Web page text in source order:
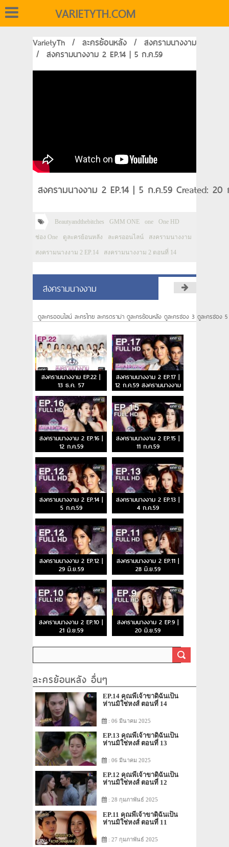
VARIETYTH.COM
VarietyTh / ละครย้อนหลัง / สงครามนางงาม
/ สงครามนางงาม 2 EP.14 | 5 ก.ค.59
สงครามนางงาม 2 EP.14 | 5 ก.ค.59 Created:
Beautyandthebitches GMM ONE one One HD
ช่อง One ดูละครย้อนหลัง ละครออนไลน์ สงครามนางงาม
สงครามนางงาม 2 EP.14 สงครามนางงาม 2 ตอนที่ 14
สงครามนางงาม
ดูละครออนไลน์ ละครไทย ละครดราม่า ดูละครย้อนหลัง ดูละครช่อง 3 ดูละครช่อง
สงครามนางงาม EP.22 |
13 ธ.ค. 57
สงครามนางงาม 2 EP.17 |
12 ก.ค.59 สงครามนางงาม
2 ตอนจบ
สงครามนางงาม 2 EP.16 |
12 ก.ค.59
สงครามนางงาม 2 EP.15 |
11 ก.ค.59
สงครามนางงาม 2 EP.14 |
5 ก.ค.59
สงครามนางงาม 2 EP.13 |
4 ก.ค.59
สงครามนางงาม 2 EP.12 |
29 มิ.ย.59
สงครามนางงาม 2 EP.11 |
28 มิ.ย.59
สงครามนางงาม 2 EP.10 |
21 มิ.ย.59
สงครามนางงาม 2 EP.9 |
20 มิ.ย.59
ละครย้อนหลัง อื่นๆ
EP.14 คุณพี่เจ้าขาดิฉันเป็น
ห่านมิใช่หงส์ ตอนที่ 14
: 06 มีนาคม 2025
EP.13 คุณพี่เจ้าขาดิฉันเป็น
ห่านมิใช่หงส์ ตอนที่ 13
: 06 มีนาคม 2025
EP.12 คุณพี่เจ้าขาดิฉันเป็น
ห่านมิใช่หงส์ ตอนที่ 12
: 28 กุมภาพันธ์ 2025
EP.11 คุณพี่เจ้าขาดิฉันเป็น
ห่านมิใช่หงส์ ตอนที่ 11
: 27 กุมภาพันธ์ 2025